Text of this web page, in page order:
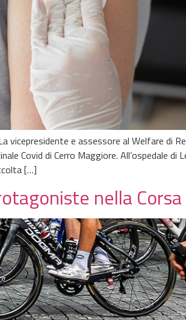
vicepresidente e assessore al Welfare di
Covid di Cerro Maggiore. All’ospedale
[…]
nella Corsa